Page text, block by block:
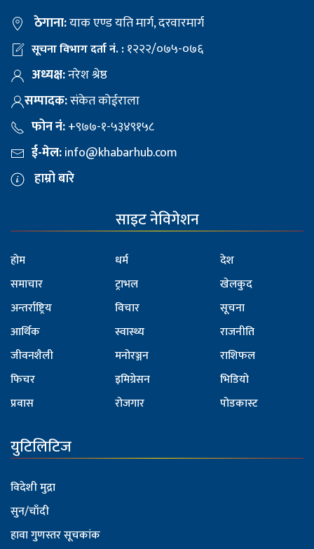
ठेगाना:याक एण्ड यति मार्ग, दरवारमार्ग
सूचना विभाग दर्ता नं. :१२२२/०७५-०७६
अध्यक्ष:नरेश श्रेष्ठ
सम्पादक:संकेत कोईराला
फोन नं:+९७७-१-५३४९१५८
ई-मेल:info@khabarhub.com
हाम्रो बारे
साइट नेविगेशन
होम
समाचार
अन्तर्राष्ट्रिय
आर्थिक
जीवनशैली
फिचर
प्रवास
धर्म
ट्राभल
विचार
स्वास्थ्य
मनोरञ्जन
इमिग्रेसन
रोजगार
देश
खेलकुद
सूचना
राजनीति
राशिफल
भिडियो
पोडकास्ट
युटिलिटिज
विदेशी मुद्रा
सुन/चाँदी
हावा गुणस्तर सूचकांक